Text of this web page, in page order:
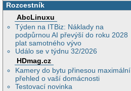
Rozcestník
AbcLinuxu
Týden na ITBiz: Náklady na
podpůrnou AI převýší do roku 2028
plat samotného vývo
Událo se v týdnu 32/2026
HDmag.cz
Kamery do bytu přinesou maximální
přehled o vaší domácnosti
Testovací novinka